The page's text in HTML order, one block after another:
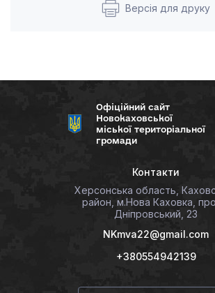
Версія для друку
Офіційний сайт
Новокаховської
міської територіальної
громади
Контакти
Херсонська область,
район, м.Нова Каховка,
Дніпровський, 23
NKmva22@gmail.com
+380554942139